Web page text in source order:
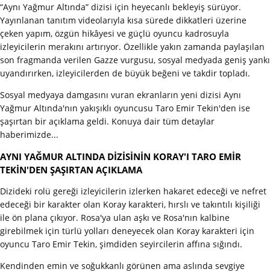
“Aynı Yağmur Altında” dizisi için heyecanlı bekleyiş sürüyor.
Yayınlanan tanıtım videolarıyla kısa sürede dikkatleri üzerine
çeken yapım, özgün hikâyesi ve güçlü oyuncu kadrosuyla
izleyicilerin merakını artırıyor. Özellikle yakın zamanda paylaşılan
son fragmanda verilen Gazze vurgusu, sosyal medyada geniş yankı
uyandırırken, izleyicilerden de büyük beğeni ve takdir topladı.
Sosyal medyaya damgasını vuran ekranların yeni dizisi Aynı
Yağmur Altında'nın yakışıklı oyuncusu Taro Emir Tekin'den ise
şaşırtan bir açıklama geldi. Konuya dair tüm detaylar
haberimizde...
AYNI YAĞMUR ALTINDA DİZİSİNİN KORAY'I TARO EMİR
TEKİN'DEN ŞAŞIRTAN AÇIKLAMA
Dizideki rolü gereği izleyicilerin izlerken hakaret edeceği ve nefret
edeceği bir karakter olan Koray karakteri, hırslı ve takıntılı kişiliği
ile ön plana çıkıyor. Rosa'ya ulan aşkı ve Rosa'nın kalbine
girebilmek için türlü yolları deneyecek olan Koray karakteri için
oyuncu Taro Emir Tekin, şimdiden seyircilerin affına sığındı.
Kendinden emin ve soğukkanlı görünen ama aslında sevgiye